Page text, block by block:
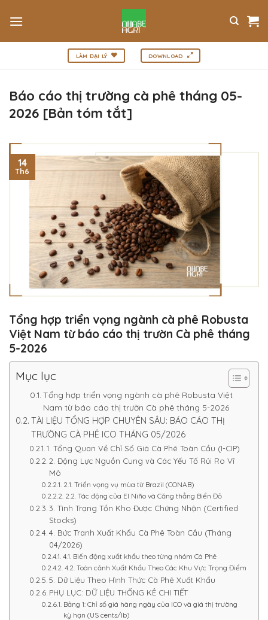
qua
nội
dung
LÀM ĐẠI LÝ DOWNLOAD
Báo cáo thị trường cà phê tháng 05-
2026 [Bản tóm tắt]
14
Th6
Tổng hợp triển vọng ngành cà phê Robusta
Việt Nam từ báo cáo thị trườn Cà phê tháng
5-2026
Mục lục
Tổng hợp triển vọng ngành cà phê Robusta Việt
Nam từ báo cáo thị trườn Cà phê tháng 5-2026
TÀI LIỆU TỔNG HỢP CHUYÊN SÂU: BÁO CÁO THỊ
TRƯỜNG CÀ PHÊ ICO THÁNG 05/2026
1. Tổng Quan Về Chỉ Số Giá Cà Phê Toàn Cầu (I-CIP)
2. Động Lực Nguồn Cung và Các Yếu Tố Rủi Ro Vĩ
Mô
2.1. Triển vọng vụ mùa từ Brazil (CONAB)
2.2. Tác động của El Niño và Căng thẳng Biển Đỏ
3. Tình Trạng Tồn Kho Được Chứng Nhận (Certified
Stocks)
4. Bức Tranh Xuất Khẩu Cà Phê Toàn Cầu (Tháng
04/2026)
4.1. Biến động xuất khẩu theo từng nhóm Cà Phê
4.2. Toàn cảnh Xuất Khẩu Theo Các Khu Vực Trọng Điểm
5. Dữ Liệu Theo Hình Thức Cà Phê Xuất Khẩu
PHỤ LỤC: DỮ LIỆU THỐNG KÊ CHI TIẾT
Bảng 1: Chỉ số giá hàng ngày của ICO và giá thị trường
kỳ hạn (US cents/lb)